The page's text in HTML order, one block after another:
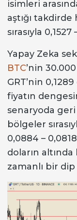
isimleri
aştığı
sırasıyla
Yapay Zeka
BTC’nin
GRT’nin
fiyatın
senaryoda
bölgeler
0,0884 –
doların altında
zamanlı bir